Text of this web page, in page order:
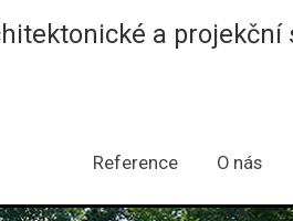
a projekční
Reference O nás